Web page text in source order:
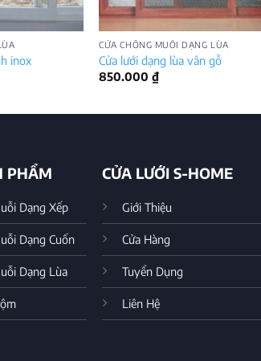
inox
CỬA CHỐNG MUỖI DẠNG LÙA
Cửa lưới dạng lùa vân gỗ
850.000₫
PHẨM
Dạng Xếp
Dạng Cuốn
Dạng Lùa
CỬA LƯỚI S-HOME
Giới Thiệu
Cửa Hàng
Tuyển Dụng
Liên Hệ